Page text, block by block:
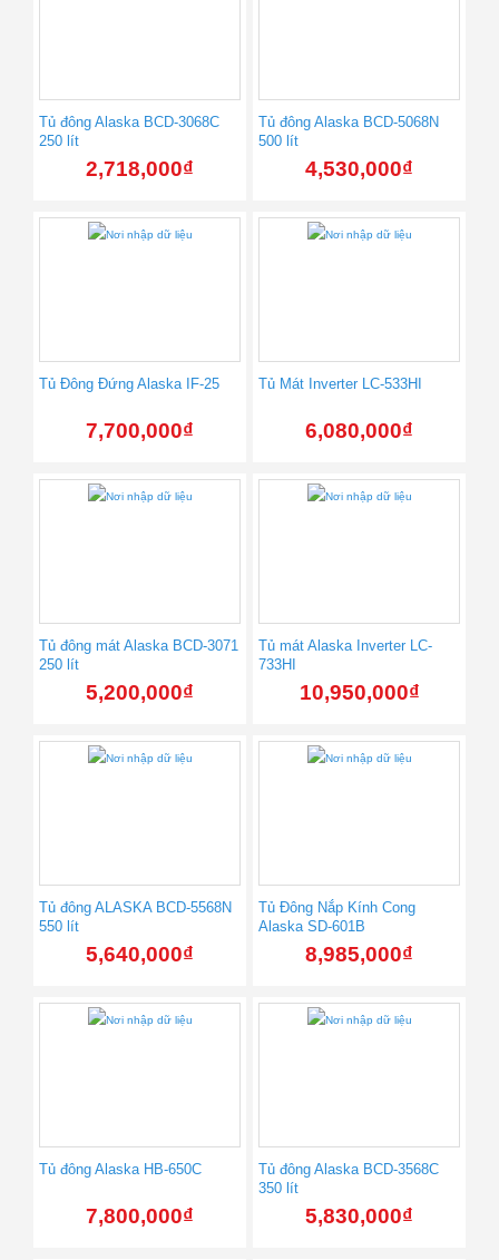
Tủ đông Alaska BCD-3068C
250 lít
2,718,000₫
Tủ đông Alaska BCD-5068N
500 lít
4,530,000₫
Tủ Đông Đứng Alaska IF-25
7,700,000₫
Tủ Mát Inverter LC-533HI
6,080,000₫
Tủ đông mát Alaska BCD-3071
250 lít
5,200,000₫
Tủ mát Alaska Inverter LC-
733HI
10,950,000₫
Tủ đông ALASKA BCD-5568N
550 lít
5,640,000₫
Tủ Đông Nắp Kính Cong
Alaska SD-601B
8,985,000₫
Tủ đông Alaska HB-650C
7,800,000₫
Tủ đông Alaska BCD-3568C
350 lít
5,830,000₫